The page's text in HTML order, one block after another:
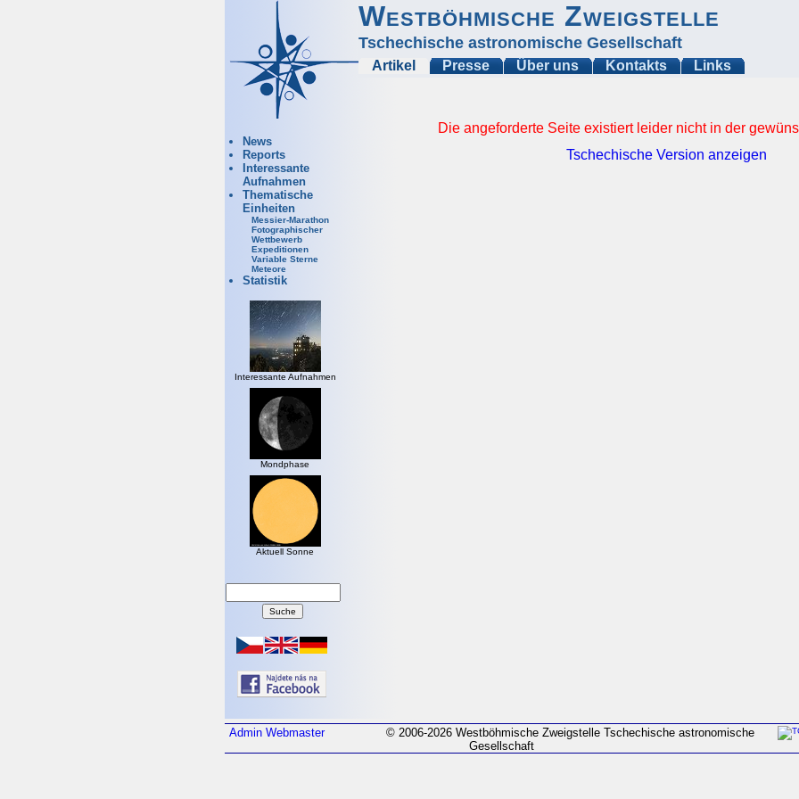
Westböhmische Zweigstelle
Tschechische astronomische Gesellschaft
Artikel Presse Über uns Kontakts Links
News
Reports
Interessante
Aufnahmen
Thematische
Einheiten
Messier-Marathon
Fotographischer
Wettbewerb
Expeditionen
Variable Sterne
Meteore
Statistik
Interessante Aufnahmen
Mondphase
Aktuell Sonne
Die angeforderte Seite existiert leider nicht in der
Tschechische Version anzeigen
Admin Webmaster
© 2006-2026 Westböhmische Zweigstelle Tschechische astronomische
Gesellschaft